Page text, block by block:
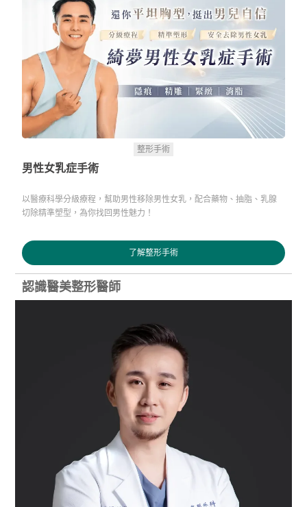
整形手術
男性女乳症手術
以醫療科學分級療程，幫助男性移除男性女乳，配合藥物、抽脂、乳腺
切除精準塑型，為你找回男性魅力！
了解整形手術
認識醫美整形醫師